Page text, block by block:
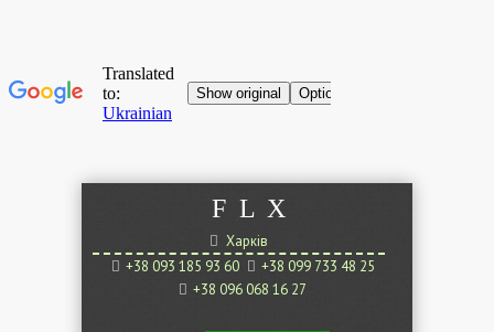
F L X
Харків
+38 093 185 93 60
+38 099 733 48 25
+38 096 068 16 27